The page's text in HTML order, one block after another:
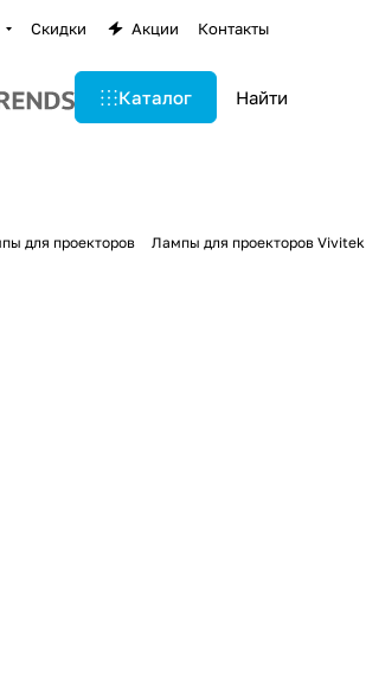
Скидки Акции Контакты
Каталог
для проекторов Лампы для проекторов Vivitek